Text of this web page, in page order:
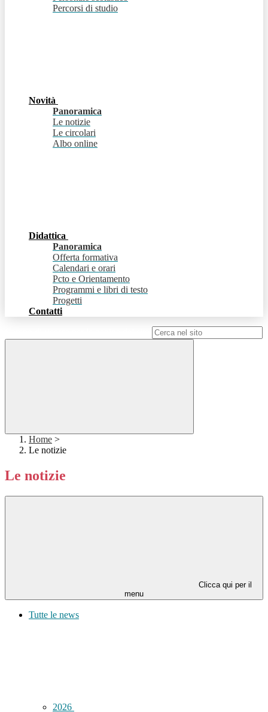
Percorsi di studio
Novità
Panoramica
Le notizie
Le circolari
Albo online
Didattica
Panoramica
Offerta formativa
Calendari e orari
Pcto e Orientamento
Programmi e libri di testo
Progetti
Contatti
Home >
Le notizie
Le notizie
Clicca qui per il
menu
Tutte le news
2026